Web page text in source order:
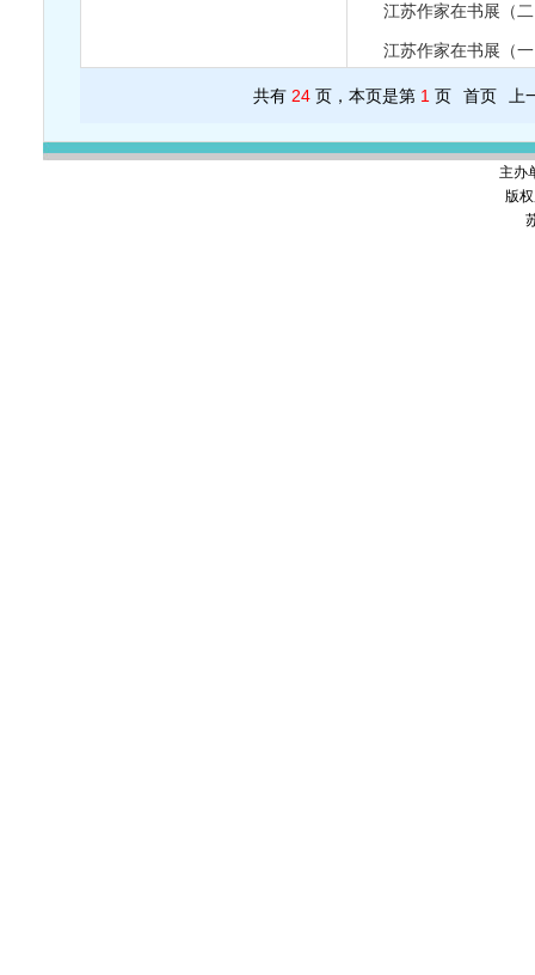
江苏作家在书展（
江苏作家在书展（
共有 24 页，本页是第 1 页 首页 上
主办
版